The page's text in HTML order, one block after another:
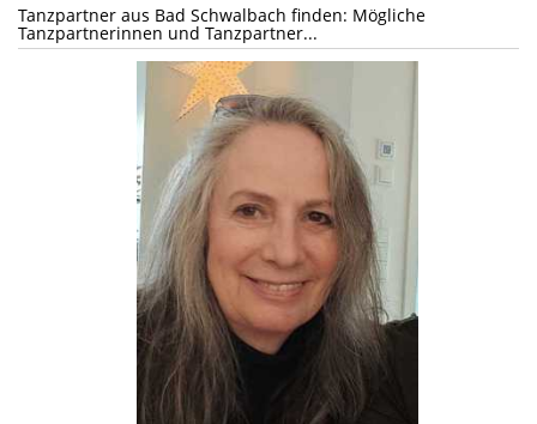
Tanzpartner aus Bad Schwalbach finden: Mögliche
Tanzpartnerinnen und Tanzpartner...